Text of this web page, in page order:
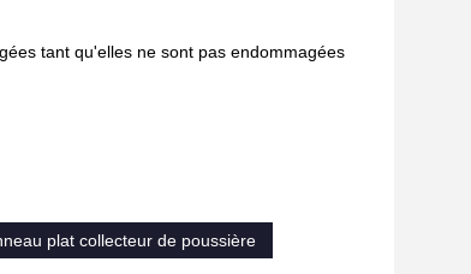
tant qu'elles ne sont pas endommagées
plat collecteur de poussière